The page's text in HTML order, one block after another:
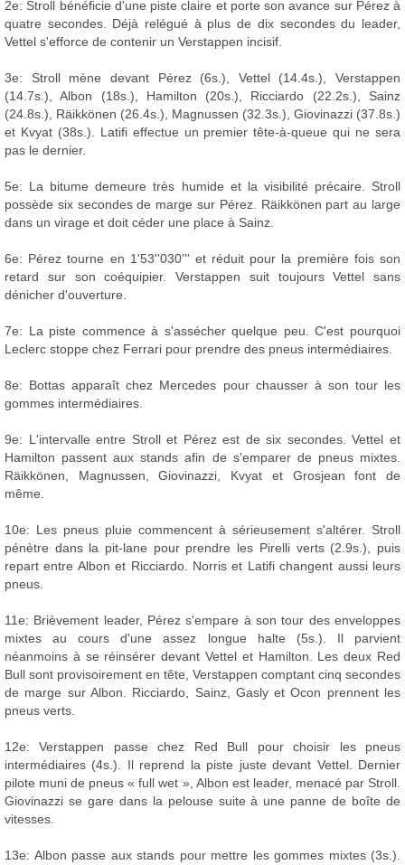
2e: Stroll bénéficie d'une piste claire et porte son avance sur Pérez à
quatre secondes. Déjà relégué à plus de dix secondes du leader,
Vettel s'efforce de contenir un Verstappen incisif.
3e: Stroll mène devant Pérez (6s.), Vettel (14.4s.), Verstappen
(14.7s.), Albon (18s.), Hamilton (20s.), Ricciardo (22.2s.), Sainz
(24.8s.), Räikkönen (26.4s.), Magnussen (32.3s.), Giovinazzi (37.8s.)
et Kvyat (38s.). Latifi effectue un premier tête-à-queue qui ne sera
pas le dernier.
5e: La bitume demeure très humide et la visibilité précaire. Stroll
possède six secondes de marge sur Pérez. Räikkönen part au large
dans un virage et doit céder une place à Sainz.
6e: Pérez tourne en 1'53''030''' et réduit pour la première fois son
retard sur son coéquipier. Verstappen suit toujours Vettel sans
dénicher d'ouverture.
7e: La piste commence à s'assécher quelque peu. C'est pourquoi
Leclerc stoppe chez Ferrari pour prendre des pneus intermédiaires.
8e: Bottas apparaît chez Mercedes pour chausser à son tour les
gommes intermédiaires.
9e: L'intervalle entre Stroll et Pérez est de six secondes. Vettel et
Hamilton passent aux stands afin de s'emparer de pneus mixtes.
Räikkönen, Magnussen, Giovinazzi, Kvyat et Grosjean font de
même.
10e: Les pneus pluie commencent à sérieusement s'altérer. Stroll
pénètre dans la pit-lane pour prendre les Pirelli verts (2.9s.), puis
repart entre Albon et Ricciardo. Norris et Latifi changent aussi leurs
pneus.
11e: Brièvement leader, Pérez s'empare à son tour des enveloppes
mixtes au cours d'une assez longue halte (5s.). Il parvient
néanmoins à se réinsérer devant Vettel et Hamilton. Les deux Red
Bull sont provisoirement en tête, Verstappen comptant cinq secondes
de marge sur Albon. Ricciardo, Sainz, Gasly et Ocon prennent les
pneus verts.
12e: Verstappen passe chez Red Bull pour choisir les pneus
intermédiaires (4s.). Il reprend la piste juste devant Vettel. Dernier
pilote muni de pneus « full wet », Albon est leader, menacé par Stroll.
Giovinazzi se gare dans la pelouse suite à une panne de boîte de
vitesses.
13e: Albon passe aux stands pour mettre les gommes mixtes (3s.).